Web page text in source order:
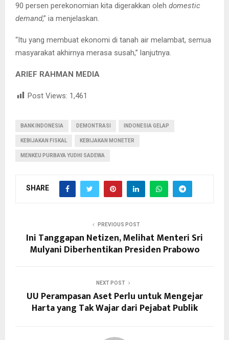
90 persen perekonomian kita digerakkan oleh domestic
demand,” ia menjelaskan.
“Itu yang membuat ekonomi di tanah air melambat, semua
masyarakat akhirnya merasa susah,” lanjutnya.
ARIEF RAHMAN MEDIA
Post Views: 1,461
BANK INDONESIA DEMONTRASI INDONESIA GELAP
KEBIJAKAN FISKAL KEBIJAKAN MONETER
MENKEU PURBAYA YUDHI SADEWA
SHARE
PREVIOUS POST
Ini Tanggapan Netizen, Melihat Menteri Sri
Mulyani Diberhentikan Presiden Prabowo
NEXT POST
UU Perampasan Aset Perlu untuk Mengejar
Harta yang Tak Wajar dari Pejabat Publik